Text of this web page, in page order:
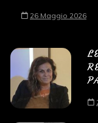
26 Maggio 2026